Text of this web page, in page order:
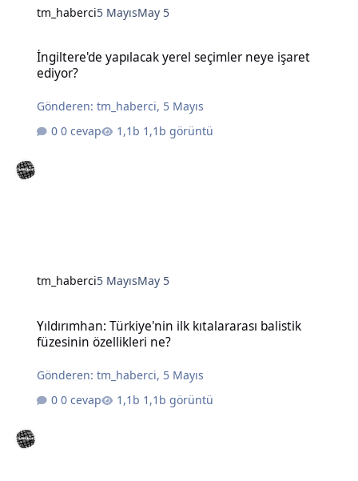
tm_haberci5 MayısMay 5
İngiltere'de yapılacak yerel seçimler neye işaret
ediyor?
Gönderen:tm_haberci, 5 Mayıs
0 cevap
1,1b görüntü
tm_haberci5 MayısMay 5
Yıldırımhan: Türkiye'nin ilk kıtalararası balistik
füzesinin özellikleri ne?
Gönderen:tm_haberci, 5 Mayıs
0 cevap
1,1b görüntü